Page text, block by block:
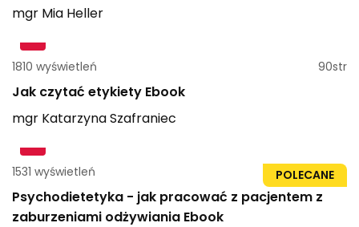
mgr Mia Heller
1810 wyświetleń 90str
Jak czytać etykiety Ebook
mgr KatarzynaSzafraniec
POLECANE
1531 wyświetleń 73str
Psychodietetyka - jak pracować z pacjentem z
zaburzeniami odżywiania Ebook